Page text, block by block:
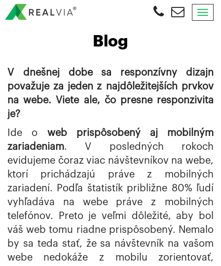
Blog
V dnešnej dobe sa responzívny dizajn
považuje za jeden z najdôležitejších prvkov
na webe. Viete ale, čo presne responzivita
je?
Ide o web prispôsobený aj mobilným
zariadeniam. V posledných rokoch
evidujeme čoraz viac návštevníkov na webe,
ktorí prichádzajú práve z mobilných
zariadení. Podľa štatistík približne 80% ľudí
vyhľadáva na webe práve z mobilných
telefónov. Preto je veľmi dôležité, aby bol
váš web tomu riadne prispôsobený. Nemalo
by sa teda stať, že sa návštevník na vašom
webe nedokáže z mobilu zorientovať,